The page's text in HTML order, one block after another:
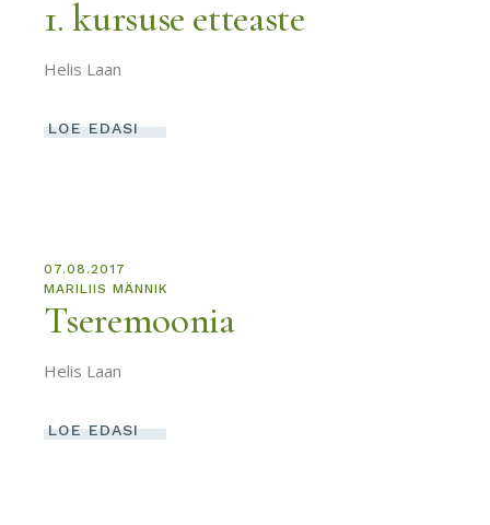
1. kursuse etteaste
Helis Laan
LOE EDASI
07.08.2017
MARILIIS MÄNNIK
Tseremoonia
Helis Laan
LOE EDASI